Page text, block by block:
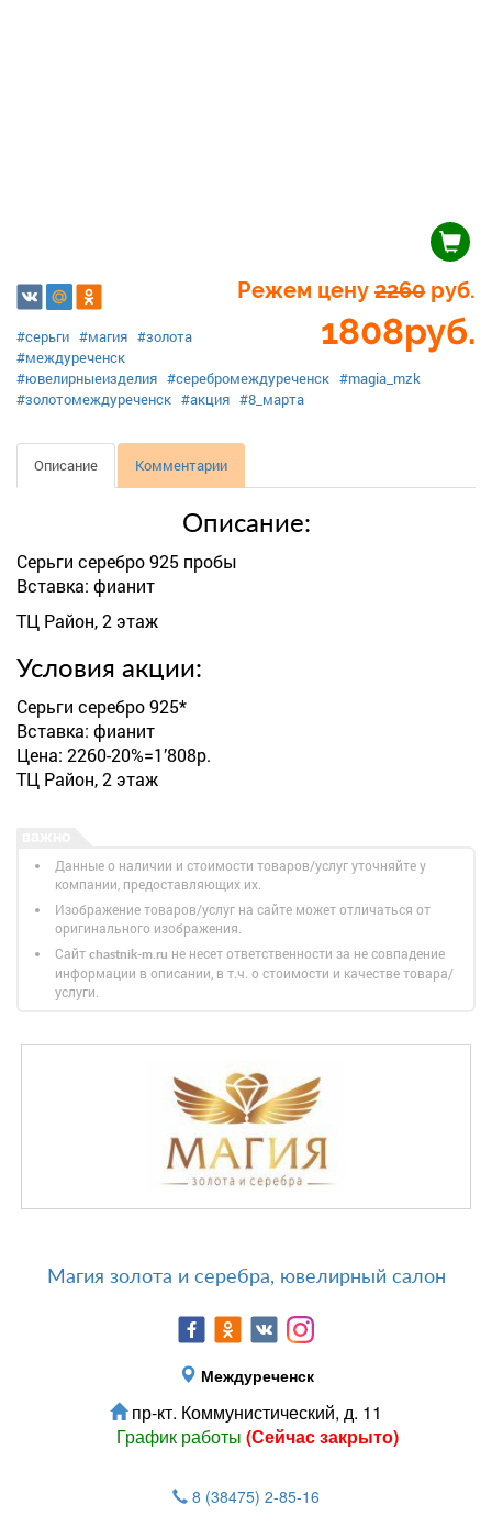
Режем цену 2260 руб.
1808руб.
#серьги #магия #золота
#междуреченск
#ювелирныеизделия #серебромеждуреченск #magia_mzk
#золотомеждуреченск #акция #8_марта
Описание Комментарии
Описание:
Серьги серебро 925 пробы
Вставка: фианит
ТЦ Район, 2 этаж
Условия акции:
Серьги серебро 925*
Вставка: фианит
Цена: 2260-20%=1’808р.
ТЦ Район, 2 этаж
Данные о наличии и стоимости товаров/услуг уточняйте у
компании, предоставляющих их.
Изображение товаров/услуг на сайте может отличаться от
оригинального изображения.
Сайт chastnik-m.ru не несет ответственности за не совпадение
информации в описании, в т.ч. о стоимости и качестве товара/
услуги.
Магия золота и серебра, ювелирный салон
Междуреченск
пр-кт. Коммунистический, д. 11
График работы (Сейчас закрыто)
8 (38475) 2-85-16